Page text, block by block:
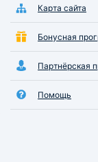
Карта сайта
Бонусная
Партнёрская
Помощь